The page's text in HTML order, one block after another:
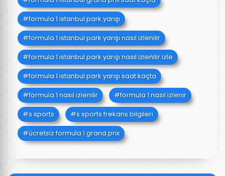
formula 1 istanbul park yarışı
formula 1 istanbul park yarışı nasıl izlenilir
formula 1 istanbul park yarışı nasıl izlenilir izle
formula 1 istanbul park yarışı saat kaçta
formula 1 nasıl izlenilir
formula 1 nasıl izlenir
s sports
s sports frekans bilgileri
ücretsiz formula 1 grand prix